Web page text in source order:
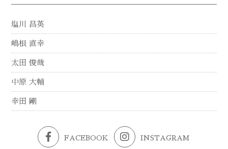
塩川 昌英
嶋根 直幸
太田 俊哉
中原 大輔
幸田 剛
FACEBOOK INSTAGRAM